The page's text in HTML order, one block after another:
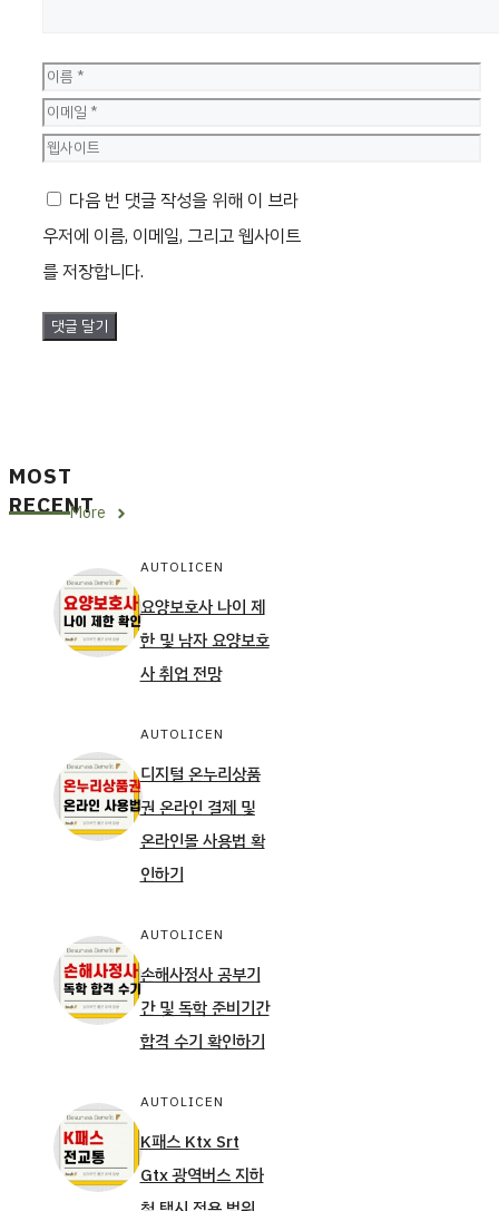
이
름
이
메
웹
트
다음 번 댓글 작성을 위해 이 브라
우저에 이름, 이메일, 그리고 웹사이트
를 저장합니다.
MOST
RECENT
More
AUTOLICEN
요양보호사 나이 제
한 및 남자 요양보호
사 취업 전망
AUTOLICEN
디지털 온누리상품
권 온라인 결제 및
온라인몰 사용법 확
인하기
AUTOLICEN
손해사정사 공부기
간 및 독학 준비기간
합격 수기 확인하기
AUTOLICEN
K패스 Ktx Srt
Gtx 광역버스 지하